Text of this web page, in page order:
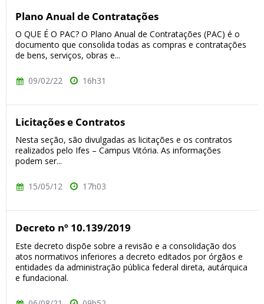
Plano Anual de Contratações
O QUE É O PAC? O Plano Anual de Contratações (PAC) é o
documento que consolida todas as compras e contratações
de bens, serviços, obras e...
09/02/22 16h31
Licitações e Contratos
Nesta seção, são divulgadas as licitações e os contratos
realizados pelo Ifes – Campus Vitória. As informações
podem ser...
15/05/12 17h03
Decreto nº 10.139/2019
Este decreto dispõe sobre a revisão e a consolidação dos
atos normativos inferiores a decreto editados por órgãos e
entidades da administração pública federal direta, autárquica
e fundacional.